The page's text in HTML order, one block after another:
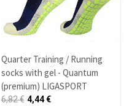
Quarter Training / Running
socks with gel - Quantum
(premium) LIGASPORT
6,82€ 4,44€